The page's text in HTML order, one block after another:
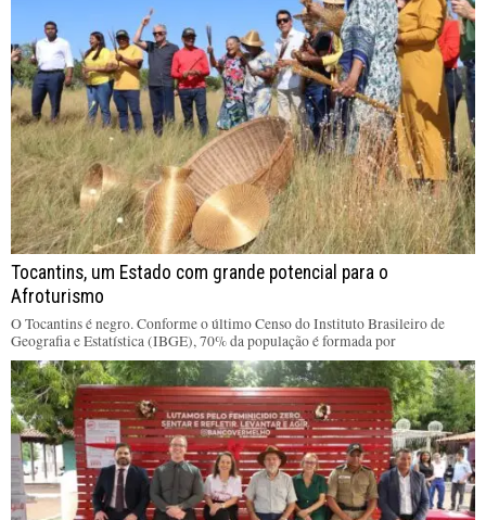
Tocantins, um Estado com grande potencial para o
Afroturismo
O Tocantins é negro. Conforme o último Censo do Instituto Brasileiro de
Geografia e Estatística (IBGE), 70% da população é formada por